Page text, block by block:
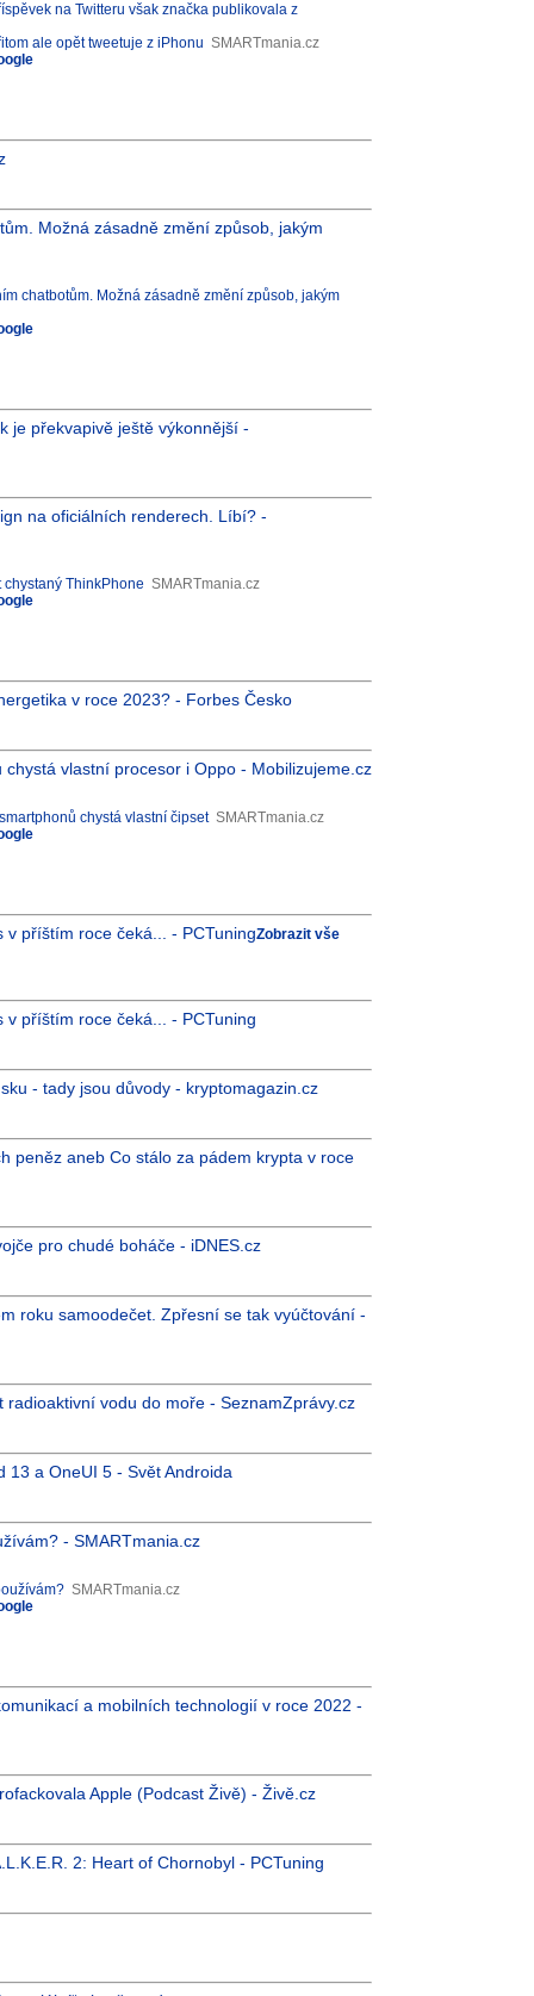
na Twitteru však značka publikovala z
ale opět tweetuje z iPhonu SMARTmania.cz
Možná zásadně změní způsob, jakým
chatbotům. Možná zásadně změní způsob, jakým
je překvapivě ještě výkonnější -
na oficiálních renderech. Líbí? -
ThinkPhone SMARTmania.cz
v roce 2023? - Forbes Česko
vlastní procesor i Oppo - Mobilizujeme.cz
chystá vlastní čipset SMARTmania.cz
příštím roce čeká... - PCTuningZobrazit vše
příštím roce čeká... - PCTuning
- tady jsou důvody - kryptomagazin.cz
peněz aneb Co stálo za pádem krypta v roce
pro chudé boháče - iDNES.cz
roku samoodečet. Zpřesní se tak vyúčtování -
vodu do moře - SeznamZprávy.cz
13 a OneUI 5 - Svět Androida
- SMARTmania.cz
SMARTmania.cz
a mobilních technologií v roce 2022 -
Apple (Podcast Živě) - Živě.cz
2: Heart of Chornobyl - PCTuning